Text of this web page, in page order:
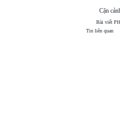
Cận
Bài viết
Tin liên quan